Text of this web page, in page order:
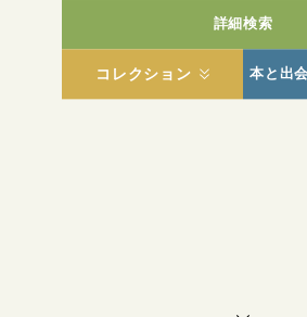
詳細検索
コレクション 本と出